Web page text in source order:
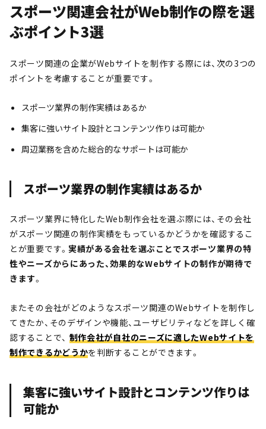
スポーツ関連会社がWeb制作の際を選
ぶポイント3選
スポーツ関連の企業がWebサイトを制作する際には、次の3つの
ポイントを考慮することが重要です。
スポーツ業界の制作実績はあるか
集客に強いサイト設計とコンテンツ作りは可能か
周辺業務を含めた総合的なサポートは可能か
スポーツ業界の制作実績はあるか
スポーツ業界に特化したWeb制作会社を選ぶ際には、その会社
がスポーツ関連の制作実績をもっているかどうかを確認するこ
とが重要です。 実績がある会社を選ぶことでスポーツ業界の特
性やニーズからにあった、効果的なWebサイトの制作が期待で
きます。
またその会社がどのようなスポーツ関連のWebサイトを制作し
てきたか、そのデザインや機能、ユーザビリティなどを詳しく確
認することで、 制作会社が自社のニーズに適したWebサイトを
制作できるかどうかを判断することができます。
集客に強いサイト設計とコンテンツ作りは
可能か